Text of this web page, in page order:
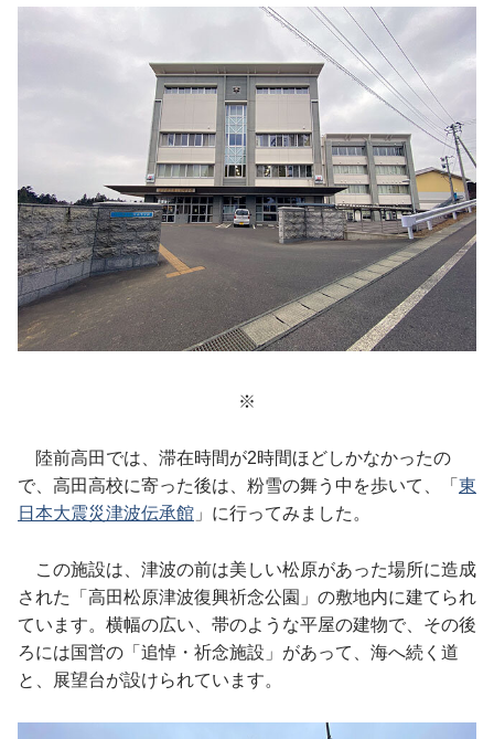
※
陸前高田では、滞在時間が2時間ほどしかなかったの
で、高田高校に寄った後は、粉雪の舞う中を歩いて、「 東
日本大震災津波伝承館 」に行ってみました。
この施設は、津波の前は美しい松原があった場所に造成
された「高田松原津波復興祈念公園」の敷地内に建てられ
ています。横幅の広い、帯のような平屋の建物で、その後
ろには国営の「追悼・祈念施設」があって、海へ続く道
と、展望台が設けられています。